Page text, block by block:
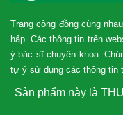
Trang cộng đồng cùng
hấp. Các thông tin trên
ý bác sĩ chuyên khoa.
tự ý sử dụng các thông tin
Sản phẩm này là